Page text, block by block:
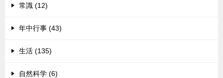
常識 (12)
年中行事 (43)
生活 (135)
自然科学 (6)